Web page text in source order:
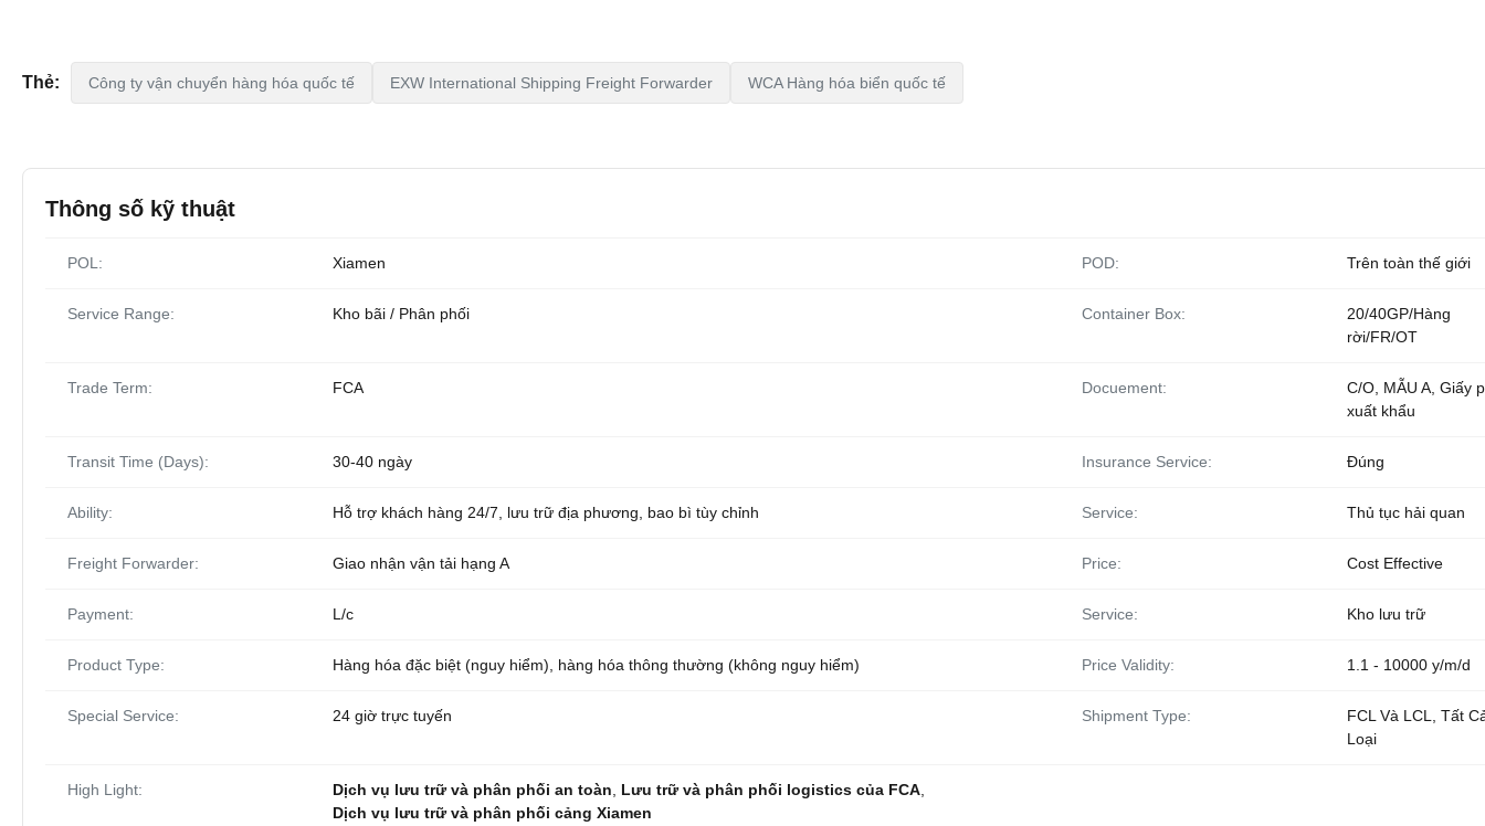
Thẻ: Công ty vận chuyển hàng hóa quốc tế EXW International Shipping Freight Forwarder WCA Hàng hóa biển quốc tế
Thông số kỹ thuật
POL: Xiamen POD: Trên toàn thế giới
Service Range: Kho bãi / Phân phối Container Box:
20/40GP/Hàng
rời/FR/OT
Trade Term: FCA Docuement:
C/O, MẪU A, Giấy
xuất khẩu
Transit Time (Days): 30-40 ngày Insurance Service: Đúng
Ability: Hỗ trợ khách hàng 24/7, lưu trữ địa phương, bao bì tùy chỉnh Service: Thủ tục hải quan
Freight Forwarder: Giao nhận vận tải hạng A Price: Cost Effective
Payment: L/c Service: Kho lưu trữ
Product Type: Hàng hóa đặc biệt (nguy hiểm), hàng hóa thông thường (không nguy hiểm) Price Validity: 1.1 - 10000 y/m/d
Special Service: 24 giờ trực tuyến Shipment Type:
FCL Và LCL, Tất
Loại
High Light: Dịch vụ lưu trữ và phân phối an toàn Lưu trữ và phân phối logistics của FCA
Dịch vụ lưu trữ và phân phối cảng Xiamen